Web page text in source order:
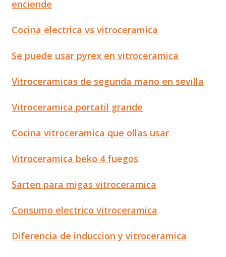
enciende
Cocina electrica vs vitroceramica
Se puede usar pyrex en vitroceramica
Vitroceramicas de segunda mano en sevilla
Vitroceramica portatil grande
Cocina vitroceramica que ollas usar
Vitroceramica beko 4 fuegos
Sarten para migas vitroceramica
Consumo electrico vitroceramica
Diferencia de induccion y vitroceramica